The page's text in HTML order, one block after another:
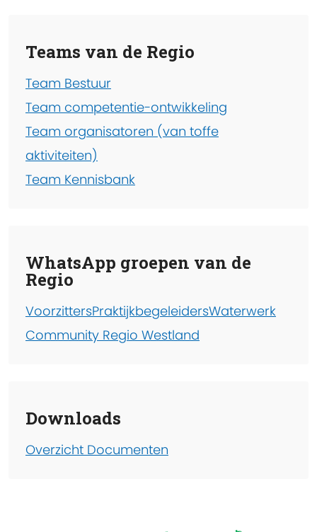
Teams van de Regio
Team Bestuur
Team competentie-ontwikkeling
Team organisatoren (van toffe
aktiviteiten)
Team Kennisbank
WhatsApp groepen van de
Regio
VoorzittersPraktijkbegeleidersWaterwerk
Community Regio Westland
Downloads
Overzicht Documenten